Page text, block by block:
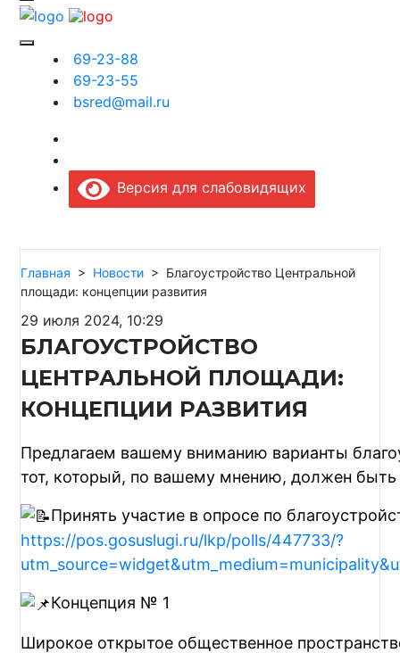
69-23-88
69-23-55
bsred@mail.ru
Версия для слабовидящих
Главная > Новости > Благоустройство Центральной
площади: концепции развития
29 июля 2024, 10:29
БЛАГОУСТРОЙСТВО
ЦЕНТРАЛЬНОЙ ПЛОЩАДИ:
КОНЦЕПЦИИ РАЗВИТИЯ
Предлагаем вашему вниманию варианты
тот, который, по вашему мнению, должен
Принять участие в опросе по
https://pos.gosuslugi.ru/lkp/polls/447733/?
Концепция № 1
Широкое открытое общественное